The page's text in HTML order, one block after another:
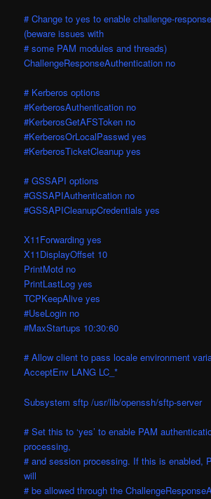
# Change to yes to enable challenge-
(beware issues with
# some PAM modules and threads)
ChallengeResponseAuthentication no
# Kerberos options
#KerberosAuthentication no
#KerberosGetAFSToken no
#KerberosOrLocalPasswd yes
#KerberosTicketCleanup yes
# GSSAPI options
#GSSAPIAuthentication no
#GSSAPICleanupCredentials yes
X11Forwarding yes
X11DisplayOffset 10
PrintMotd no
PrintLastLog yes
TCPKeepAlive yes
#UseLogin no
#MaxStartups 10:30:60
# Allow client to pass locale environment
AcceptEnv LANG LC_*
Subsystem sftp /usr/lib/openssh/sftp-server
# Set this to ‘yes’ to enable PAM
processing,
# and session processing. If this is enabled,
will
# be allowed through the